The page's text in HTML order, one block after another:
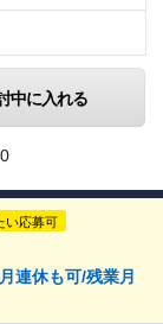
中に入れる
い応募可
連休も可/残業月